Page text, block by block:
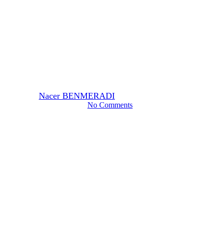
Nacer BENMERADI
No Comments